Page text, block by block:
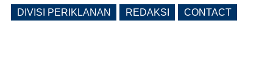
DIVISI PERIKLANAN REDAKSI CONTACT